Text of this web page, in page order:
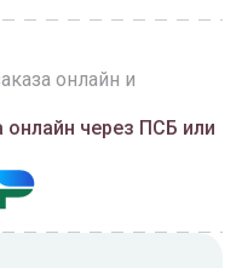
онлайн и
через ПСБ или